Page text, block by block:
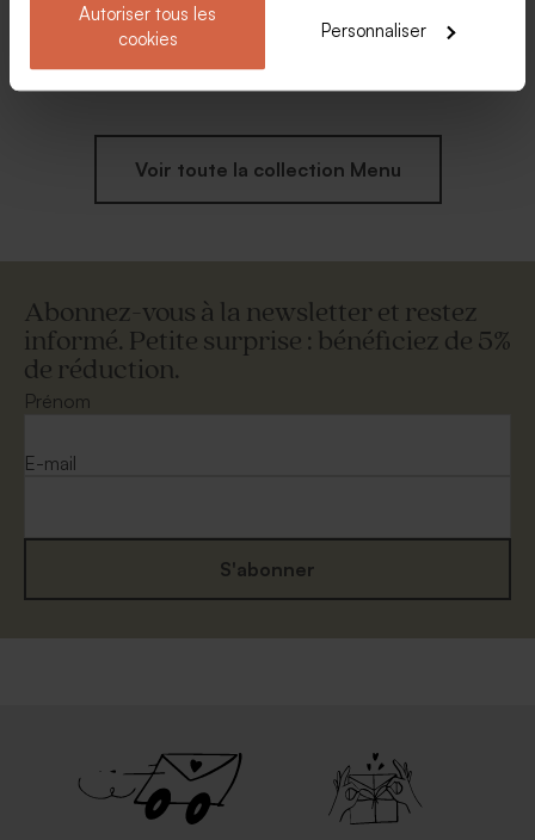
Autoriser tous les
cookies
Personnaliser
eucalyptus (calque)
kraft
Voir toute la collection Menu
Abonnez-vous à la newsletter et restez
informé. Petite surprise : bénéficiez de 5%
de réduction.
Prénom
E-mail
S'abonner